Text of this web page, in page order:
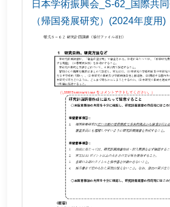
日本学術振興会_S-62_国際共
（帰国発展研究）(2024年度用)